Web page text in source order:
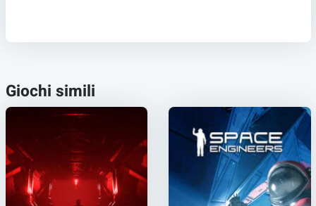
Giochi simili